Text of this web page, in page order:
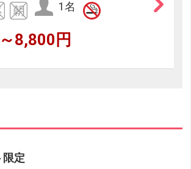
1名
8,800円
限定